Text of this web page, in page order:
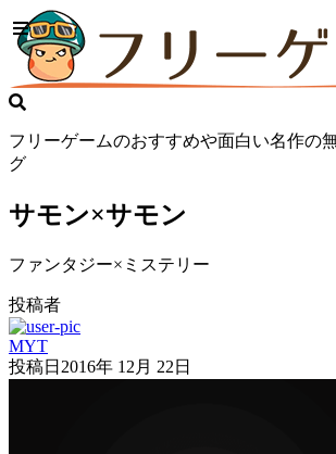
フリーゲームのおすすめや面白い名作の
グ
サモン×サモン
ファンタジー×ミステリー
投稿者
MYT
投稿日 2016年 12月 22日